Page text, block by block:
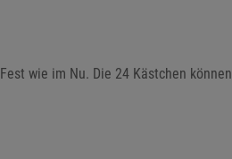
wie im Nu. Die 24 Kästchen